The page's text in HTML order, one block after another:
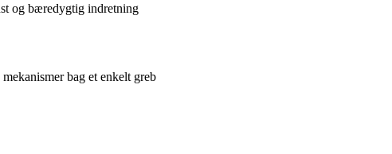
og bæredygtig indretning
bag et enkelt greb